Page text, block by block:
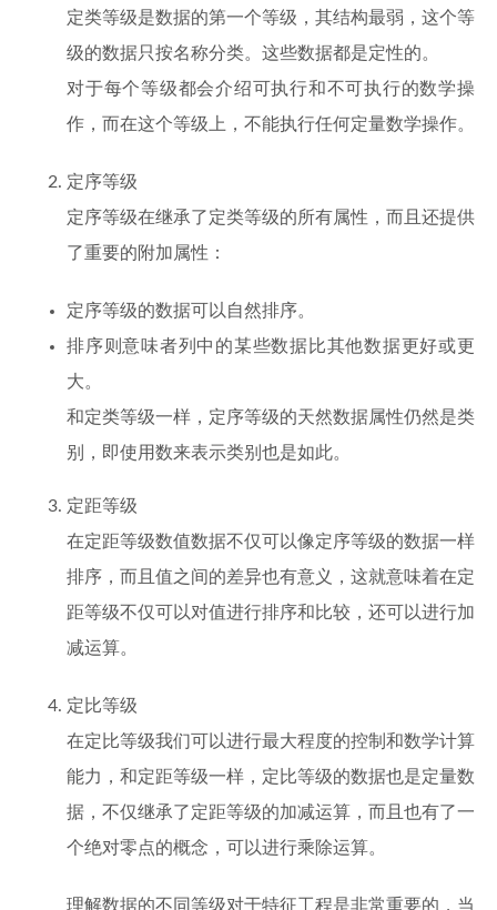
定类等级是数据的第一个等级，其结构最弱，这个等
级的数据只按名称分类。这些数据都是定性的。
对于每个等级都会介绍可执行和不可执行的数学操
作，而在这个等级上，不能执行任何定量数学操作。
定序等级
定序等级在继承了定类等级的所有属性，而且还提供
了重要的附加属性：
定序等级的数据可以自然排序。
排序则意味者列中的某些数据比其他数据更好或更
大。
和定类等级一样，定序等级的天然数据属性仍然是类
别，即使用数来表示类别也是如此。
定距等级
在定距等级数值数据不仅可以像定序等级的数据一样
排序，而且值之间的差异也有意义，这就意味着在定
距等级不仅可以对值进行排序和比较，还可以进行加
减运算。
定比等级
在定比等级我们可以进行最大程度的控制和数学计算
能力，和定距等级一样，定比等级的数据也是定量数
据，不仅继承了定距等级的加减运算，而且也有了一
个绝对零点的概念，可以进行乘除运算。
理解数据的不同等级对于特征工程是非常重要的，当